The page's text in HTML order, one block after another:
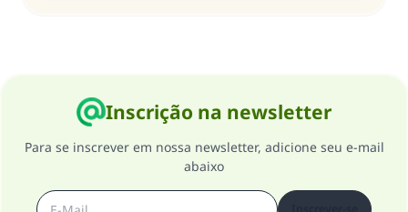
Inscrição na newsletter
Para se inscrever em nossa newsletter, adicione seu e-mail
abaixo